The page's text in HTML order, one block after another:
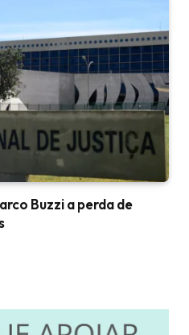
Buzzi a perda de